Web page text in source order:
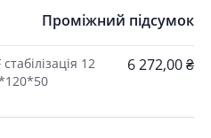
Проміжний підсумок
12
6 272,00₴